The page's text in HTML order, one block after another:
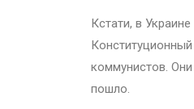
Кстати, в
коммунистов.
пошло.